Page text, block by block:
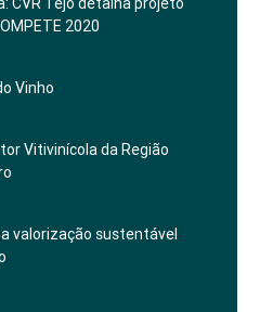
2020
Vinho
Vitivinícola da Região
valorização sustentável